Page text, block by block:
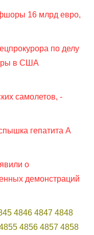
16 млрд евро,
по делу
в США
самолетов, -
гепатита А
о
демонстраций
4846 4847 4848
4856 4857 4858